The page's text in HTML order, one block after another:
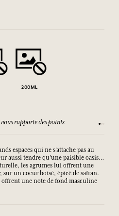
200ML
rapporte des points
espaces qui ne s’attache pas au
aussi tendre qu’une paisible oasis…
les agrumes lui offrent une
sur un coeur boisé, épicé de safran.
offrent une note de fond masculine